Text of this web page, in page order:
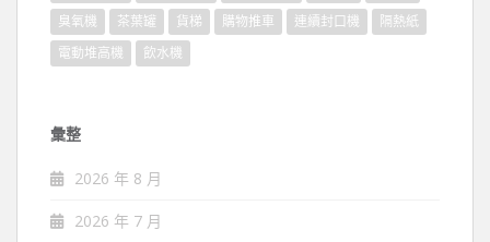
臭氧機
茶葉罐 貨梯 購物推車 連續封口機
隔熱紙
電動堆高機
飲水機
彙整
2026 年 8 月
2026 年 7 月